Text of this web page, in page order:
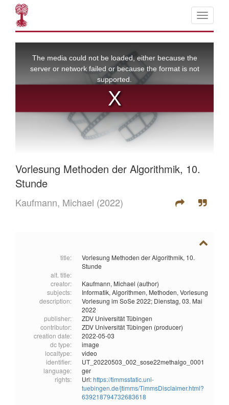
Vorlesung Methoden der Algorithmik, 10.
Stunde
Kaufmann, Michael (2022)
title:
Vorlesung Methoden der Algorithmik, 10.
Stunde
alt. title:
creator:
Kaufmann, Michael (author)
subjects:
Informatik, Algorithmen, Methoden, Vorlesung
description:
Vorlesung im SoSe 2022; Dienstag, 03. Mai
2022
publisher:
ZDV Universität Tübingen
contributor:
ZDV Universität Tübingen (producer)
creation date:
2022-05-03
dc type:
image
localtype:
video
identifier:
UT_20220503_002_sose22methalgo_0001
language:
ger
rights:
Url:https://timmsstatic.uni-
tuebingen.de/jtimms/TimmsDisclaimer.html?
639218794732683618